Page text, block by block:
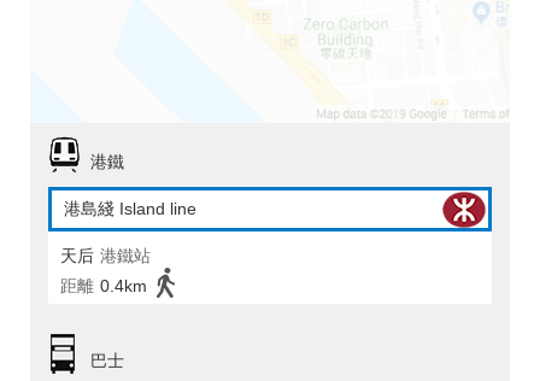
港鐵
港島綫 Island line
天后 港鐵站
距離 0.4km
巴士